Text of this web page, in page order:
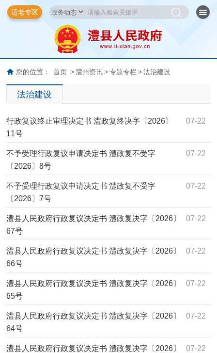
适老专区
您的位置： 首页 > 澧州资讯 > 专题专栏 > 法治建设
法治建设
07-22
行政复议终止审理决定书 澧政复终决字〔2026〕
11号
07-22
不予受理行政复议申请决定书 澧政复不受字
〔2026〕8号
07-22
不予受理行政复议申请决定书 澧政复不受字
〔2026〕7号
07-22
澧县人民政府行政复议决定书 澧政复决字〔2026〕
67号
07-22
澧县人民政府行政复议决定书 澧政复决字〔2026〕
66号
07-22
澧县人民政府行政复议决定书 澧政复决字〔2026〕
65号
07-22
澧县人民政府行政复议决定书 澧政复决字〔2026〕
64号
07-22
澧县人民政府行政复议决定书 澧政复决字〔2026〕